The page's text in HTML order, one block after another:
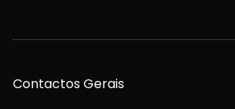
Contactos Gerais